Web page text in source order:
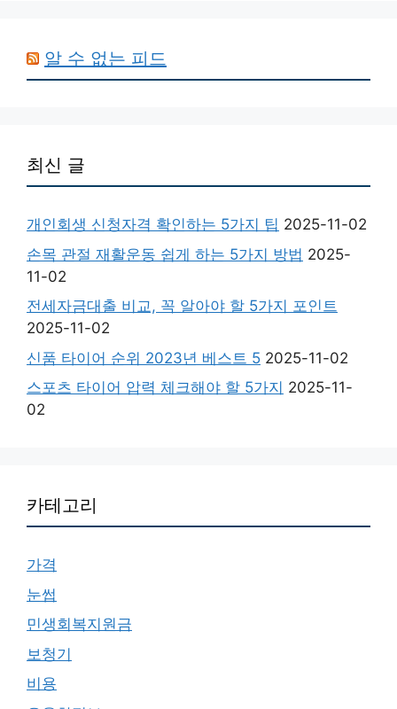
알 수 없는 피드
최신 글
개인회생 신청자격 확인하는 5가지 팁 2025-11-02
손목 관절 재활운동 쉽게 하는 5가지 방법 2025-
11-02
전세자금대출 비교, 꼭 알아야 할 5가지 포인트
2025-11-02
신품 타이어 순위 2023년 베스트 5 2025-11-02
스포츠 타이어 압력 체크해야 할 5가지 2025-11-
02
카테고리
가격
눈썹
민생회복지원금
보청기
비용